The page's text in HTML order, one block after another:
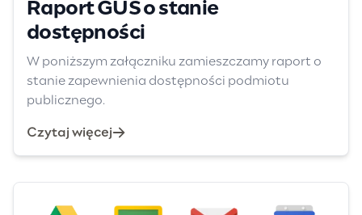
Raport GUS o stanie
dostępności
W poniższym załączniku zamieszczamy raport o
stanie zapewnienia dostępności podmiotu
publicznego.
Czytaj więcej